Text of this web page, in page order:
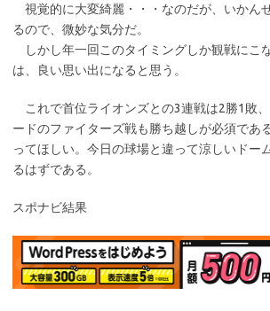
視覚的に大変綺麗・・・なのだが、いかん
るので、微妙な気分だ。
しかし年一回このタイミングしか観戦にこ
は、良い思い出になると思う。
これで首位ライオンズとの3連戦は2勝1敗
ードのファイターズ戦も勝ち越しが必須であ
ってほしい。今日の球場と違って涼しいドー
るはずである。
スポナビ結果